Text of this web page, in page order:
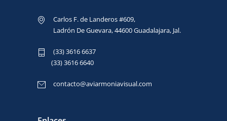
Carlos F. de Landeros #609,
Ladrón De Guevara, 44600 Guadalajara, Jal.
(33) 3616 6637
contacto@aviarmoniavisual.com